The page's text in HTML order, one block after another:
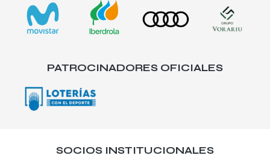
PATROCINADORES OFICIALES
SOCIOS INSTITUCIONALES